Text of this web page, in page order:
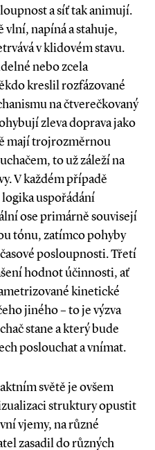
a síť tak animují.
vlní, napíná a stahuje,
v klidovém stavu.
nebo zcela
kreslil rozfázované
na čtverečkovaný
zleva doprava jako
mají trojrozměrnou
to už záleží na
V každém případě
logika uspořádání
ose primárně souvisejí
tónu, zatímco pohyby
posloupnosti. Třetí
hodnot účinnosti, ať
kinetické
jiného – to je výzva
stane a který bude
poslouchat a vnímat.
světě je ovšem
struktury opustit
vjemy, na různé
zasadil do různých